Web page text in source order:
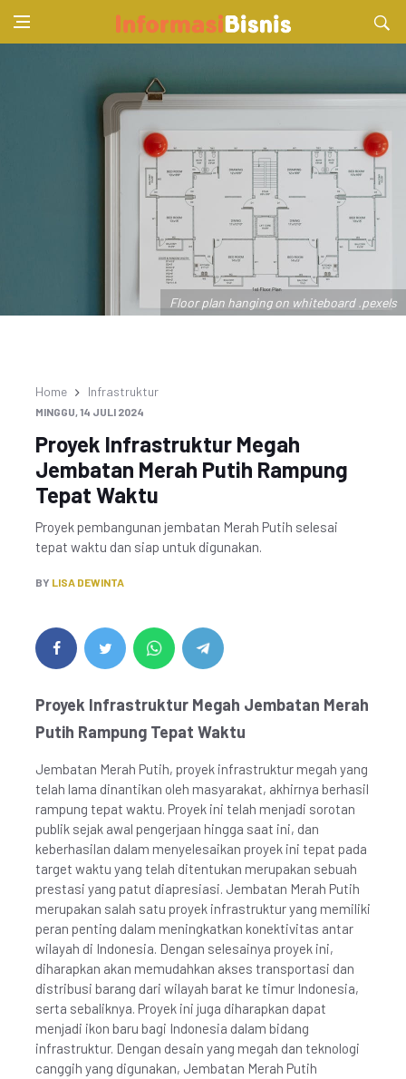
Floor plan hanging on whiteboard .pexels
Home Infrastruktur
MINGGU, 14 JULI 2024
Proyek Infrastruktur Megah
Jembatan Merah Putih Rampung
Tepat Waktu
Proyek pembangunan jembatan Merah Putih selesai
tepat waktu dan siap untuk digunakan.
BY LISA DEWINTA
Proyek Infrastruktur Megah Jembatan Merah
Putih Rampung Tepat Waktu
Jembatan Merah Putih, proyek infrastruktur megah yang
telah lama dinantikan oleh masyarakat, akhirnya berhasil
rampung tepat waktu. Proyek ini telah menjadi sorotan
publik sejak awal pengerjaan hingga saat ini, dan
keberhasilan dalam menyelesaikan proyek ini tepat pada
target waktu yang telah ditentukan merupakan sebuah
prestasi yang patut diapresiasi. Jembatan Merah Putih
merupakan salah satu proyek infrastruktur yang memiliki
peran penting dalam meningkatkan konektivitas antar
wilayah di Indonesia. Dengan selesainya proyek ini,
diharapkan akan memudahkan akses transportasi dan
distribusi barang dari wilayah barat ke timur Indonesia,
serta sebaliknya. Proyek ini juga diharapkan dapat
menjadi ikon baru bagi Indonesia dalam bidang
infrastruktur. Dengan desain yang megah dan teknologi
canggih yang digunakan, Jembatan Merah Putih